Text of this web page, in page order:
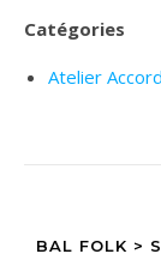
Catégories
Atelier
BAL FOLK >